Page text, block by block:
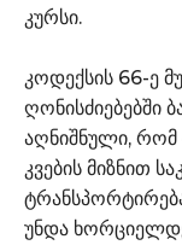
კურსი.
კოდექსის 66-ე
ღონისძიებებში
აღნიშნული, რომ
კვების მიზნით
უნდა